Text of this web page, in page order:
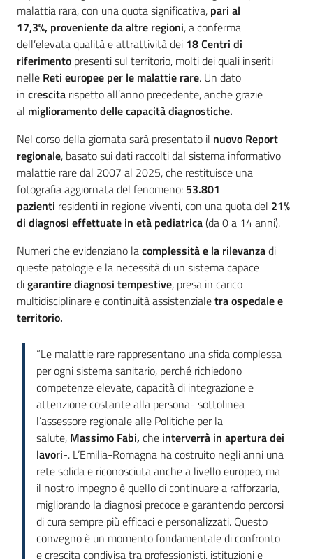
malattia rara, con una quota significativa, pari al
17,3%, proveniente da altre regioni, a conferma
dell’elevata qualità e attrattività dei 18 Centri di
riferimento presenti sul territorio, molti dei quali inseriti
nelle Reti europee per le malattie rare. Un dato
in crescita rispetto all’anno precedente, anche grazie
al miglioramento delle capacità diagnostiche.
Nel corso della giornata sarà presentato il nuovo Report
regionale, basato sui dati raccolti dal sistema informativo
malattie rare dal 2007 al 2025, che restituisce una
fotografia aggiornata del fenomeno: 53.801
pazienti residenti in regione viventi, con una quota del 21%
di diagnosi effettuate in età pediatrica(da 0 a 14 anni).
Numeri che evidenziano lacomplessità e la rilevanzadi
queste patologie e la necessità di un sistema capace
digarantire diagnosi tempestive, presa in carico
multidisciplinare e continuità assistenzialetra ospedale e
territorio.
“Le malattie rare rappresentano una sfida complessa
per ogni sistema sanitario, perché richiedono
competenze elevate, capacità di integrazione e
attenzione costante alla persona- sottolinea
l’assessore regionale alle Politiche per la
salute, Massimo Fabi, che interverrà in apertura dei
lavori-. L’Emilia-Romagna ha costruito negli anni una
rete solida e riconosciuta anche a livello europeo, ma
il nostro impegno è quello di continuare a rafforzarla,
migliorando la diagnosi precoce e garantendo percorsi
di cura sempre più efficaci e personalizzati. Questo
convegno è un momento fondamentale di confronto
e crescita condivisa tra professionisti, istituzioni e